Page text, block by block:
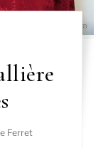
Ferret